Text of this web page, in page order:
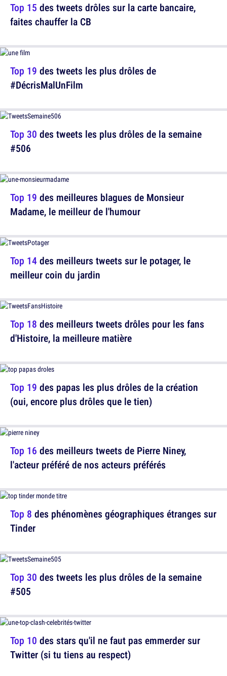
Top 15 des tweets drôles sur la carte bancaire,
faites chauffer la CB
Top 30 des tweets les plus drôles de la semaine
#506
Top 14des meilleurs tweets sur le potager, le
meilleur coin du jardin
Top 19 des papas les plus drôles de la création
(oui, encore plus drôles que le tien)
Top 8 des phénomènes géographiques étranges sur
Tinder
Top 10 des stars qu'il ne faut pas emmerder sur
Twitter (si tu tiens au respect)
Top 19 des tweets les plus drôles de
#DécrisMalUnFilm
Top 19 des meilleures blagues de Monsieur
Madame, le meilleur de l'humour
Top 18 des meilleurs tweets drôles pour les fans
d'Histoire, la meilleure matière
Top 16 des meilleurs tweets de Pierre Niney,
l'acteur préféré de nos acteurs préférés
Top 30 des tweets les plus drôles de la semaine
#505